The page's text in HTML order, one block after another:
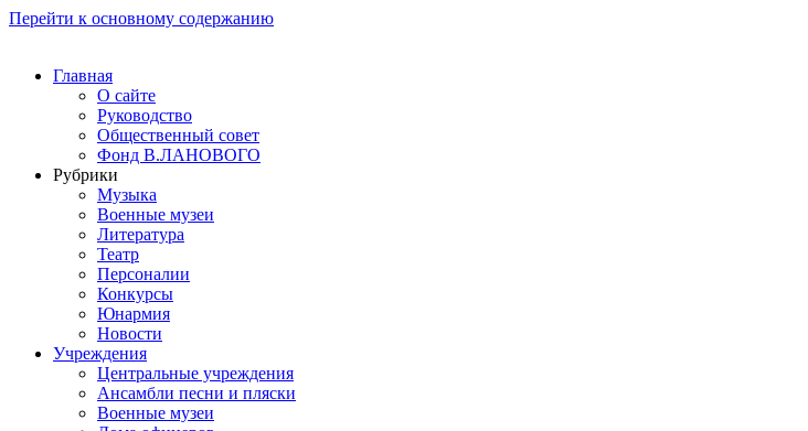
Перейти к основному содержанию
Главная
О сайте
Руководство
Общественный совет
Фонд В.ЛАНОВОГО
Рубрики
Музыка
Военные музеи
Литература
Театр
Персоналии
Конкурсы
Юнармия
Новости
Учреждения
Центральные учреждения
Ансамбли песни и пляски
Военные музеи